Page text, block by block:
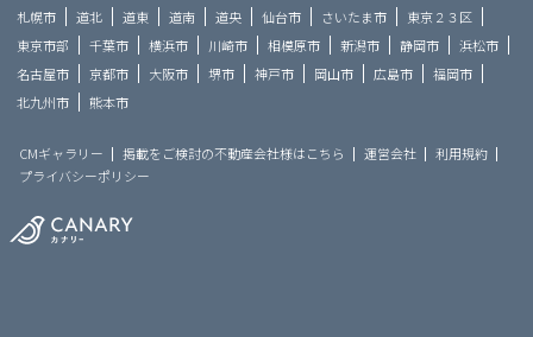
札幌市 道北 道東 道南 道央 仙台市 さいたま市
東京２３区
東京市部
千葉市 横浜市 川崎市 相模原市 新潟市 静岡市
浜松市
名古屋市
京都市 大阪市 堺市 神戸市 岡山市 広島市
福岡市
北九州市
熊本市
CMギャラリー 掲載をご検討の不動産会社様はこちら 運営会社
利用規約
プライバシーポリシー